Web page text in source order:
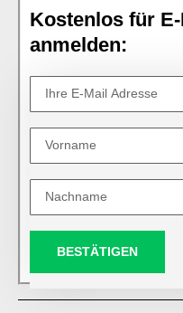
Kostenlos für
anmelden:
BESTÄTIGEN